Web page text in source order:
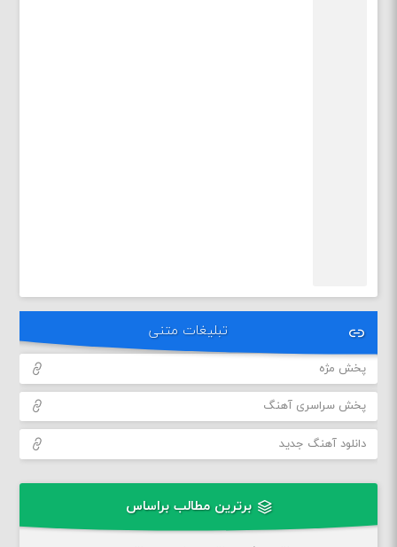
تبلیغات متنی
پخش مژه
پخش سراسری آهنگ
دانلود آهنگ جدید
برترین مطالب براساس